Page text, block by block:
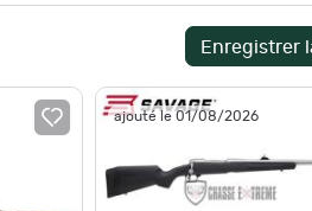
Enregistrer
ajouté le 01/08/2026